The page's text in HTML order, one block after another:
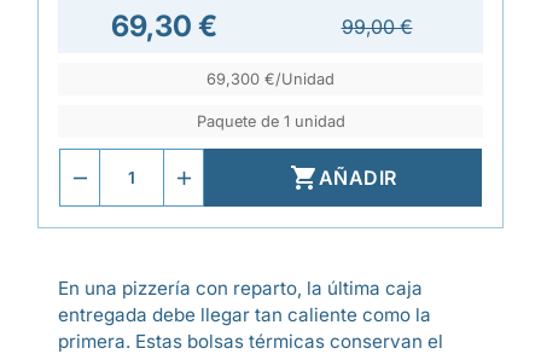
69,30 € 99,00 €
69,300 €/Unidad
Paquete de 1 unidad
AÑADIR
En una pizzería con reparto, la última caja
entregada debe llegar tan caliente como la
primera. Estas bolsas térmicas conservan el